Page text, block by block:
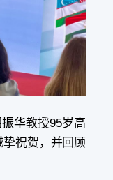
华教授95岁高
祝贺，并回顾